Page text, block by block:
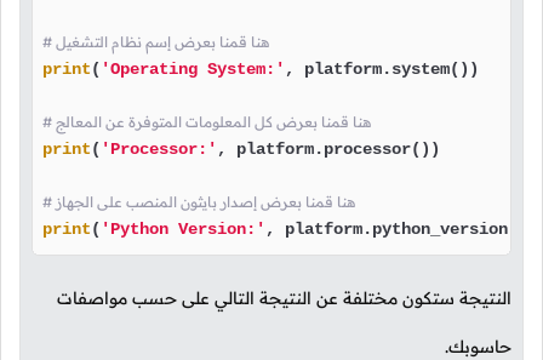
# هنا قمنا بعرض إسم نظام التشغيل
print( 'Operating System:' , platform.system())
# هنا قمنا بعرض كل المعلومات المتوفرة عن المعالج
print( 'Processor:' , platform.processor())
# هنا قمنا بعرض إصدار بايثون المنصب على الجهاز
print( 'Python Version:' , platform.python_version())
النتيجة ستكون مختلفة عن النتيجة التالي على حسب مواصفات
حاسوبك.